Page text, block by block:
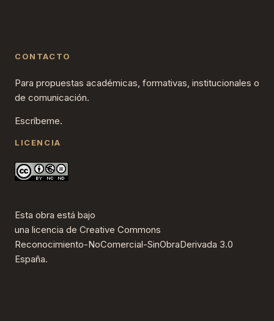
CONTACTO
Para propuestas académicas, formativas, institucionales o
de comunicación.
Escríbeme.
LICENCIA
Esta obra está bajo
una licencia de Creative Commons
Reconocimiento-NoComercial-SinObraDerivada 3.0
España.